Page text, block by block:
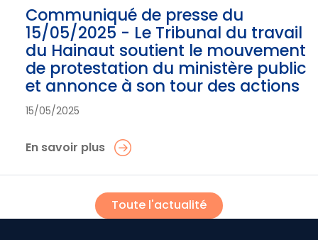
Communiqué de presse du
15/05/2025 - Le Tribunal du travail
du Hainaut soutient le mouvement
de protestation du ministère public
et annonce à son tour des actions
15/05/2025
En savoir plus
Toute l'actualité